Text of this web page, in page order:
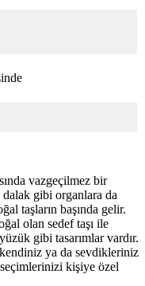
vazgeçilmez bir
gibi organlara da
taşların başında gelir.
olan sedef taşı ile
gibi tasarımlar vardır.
ya da sevdikleriniz
kişiye özel